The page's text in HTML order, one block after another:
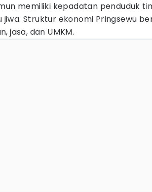
memiliki kepadatan penduduk
jiwa. Struktur ekonomi Pringsewu
jasa, dan UMKM.